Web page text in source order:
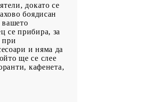
докато се
боядисан
вашето
се прибира, за
при
и няма да
ще се слее
кафенета,